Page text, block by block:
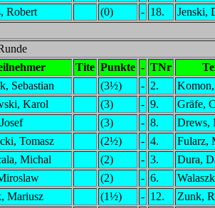
Robert (0) - 18. Jenski,
Tite Punkte - TNr
Sebastian (3½) - 2.
Karol (3) - 9.
Gräfe,
(3) - 8.
Drews,
Tomasz (2½) - 4.
Fularz,
Michal (2) - 3.
Dura,
(2) - 6.
Mariusz (1½) - 12. Zunk,